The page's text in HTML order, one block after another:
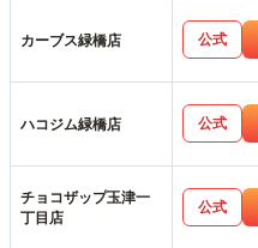
カーブス緑橋店 公式
ハコジム緑橋店 公式
チョコザップ玉津一
丁目店
公式